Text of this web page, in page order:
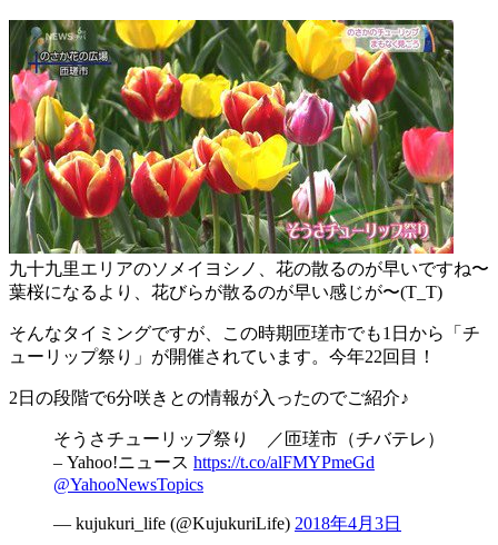
九十九里エリアのソメイヨシノ、花の散るのが早いですね〜
葉桜になるより、花びらが散るのが早い感じが〜(T_T)
そんなタイミングですが、この時期匝瑳市でも1日から「チ
ューリップ祭り」が開催されています。今年22回目！
2日の段階で6分咲きとの情報が入ったのでご紹介♪
そうさチューリップ祭り ／匝瑳市（チバテレ）
– Yahoo!ニュース https://t.co/alFMYPmeGd
@YahooNewsTopics
— kujukuri_life (@KujukuriLife) 2018年4月3日